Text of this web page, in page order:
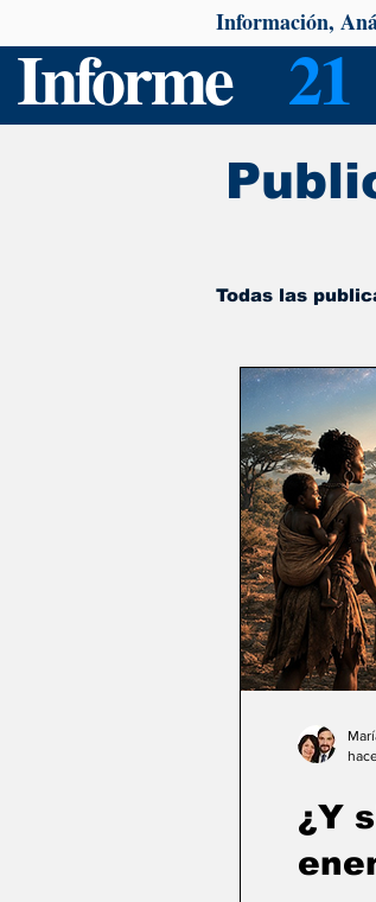
Informe 21
Información,
Todas las
De interés
¿Y